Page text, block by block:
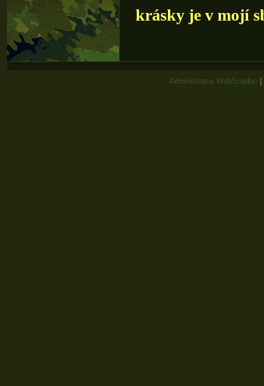
krásky je v mojí
Administrace WebSnadno|